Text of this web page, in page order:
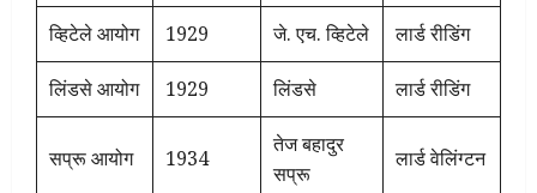
व्हिटेले आयोग 1929 जे. एच. व्हिटेले लार्ड रीडिंग
लिंडसे आयोग 1929 लिंडसे लार्ड रीडिंग
सप्रू आयोग 1934
तेज बहादुर
सप्रू
लार्ड वेलिंग्टन